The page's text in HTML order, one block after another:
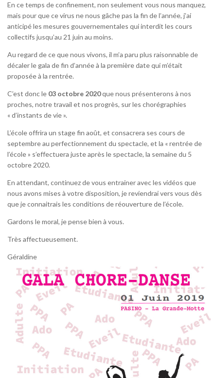
En ce temps de confinement, non seulement vous nous manquez,
mais pour que ce virus ne nous gâche pas la fin de l’année, j’ai
anticipé les mesures gouvernementales qui interdit les cours
collectifs jusqu’au 21 juin au moins.
Au regard de ce que nous vivons, il m’a paru plus raisonnable de
décaler le gala de fin d’année à la première date qui m’était
proposée à la rentrée.
C’est donc le 03 octobre 2020que nous présenterons à nos
proches, notre travail et nos progrès, sur les chorégraphies
« d’instants de vie ».
L’école offrira un stage fin août, et consacrera ses cours de
septembre au perfectionnement du spectacle, et la « rentrée de
l’école » s’effectuera juste après le spectacle, la semaine du 5
octobre 2020.
En attendant, continuez de vous entrainer avec les vidéos que
nous avons mises à votre disposition, je reviendrai vers vous dès
que je connaitrais les conditions de réouverture de l’école.
Gardons le moral, je pense bien à vous.
Très affectueusement.
Géraldine